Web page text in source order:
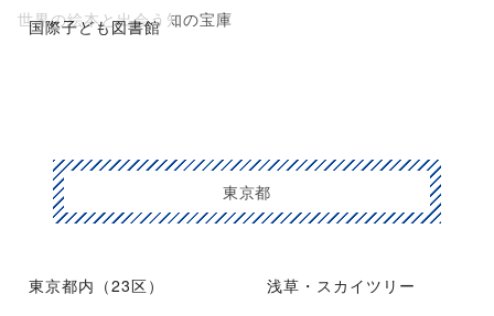
国際子ども図書館
世界の絵本と出会う知の宝庫
東京都
東京都内（23区） 浅草・スカイツリー